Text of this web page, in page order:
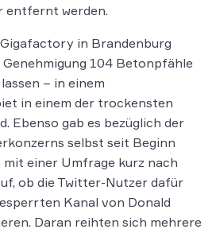
entfernt werden.
in Brandenburg
104 Betonpfähle
– in einem
in einem der trockensten
Ebenso gab es bezüglich der
selbst seit Beginn
mit einer Umfrage kurz nach
ob die Twitter-Nutzer dafür
Kanal von Donald
Daran reihten sich mehrere